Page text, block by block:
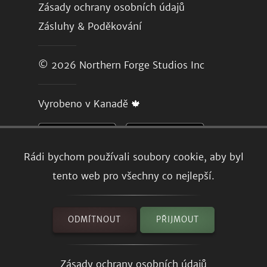
Rádi bychom používali soubory cookie, aby byl
tento web pro všechny co nejlepší.
ODMÍTNOUT PŘIJMOUT
Zásady ochrany osobních údajů
Zásady ochrany osobních údajů
Zásluhy & Poděkování
© 2026 Northern Forge Studios Inc
Vyrobeno v Kanadě 🍁